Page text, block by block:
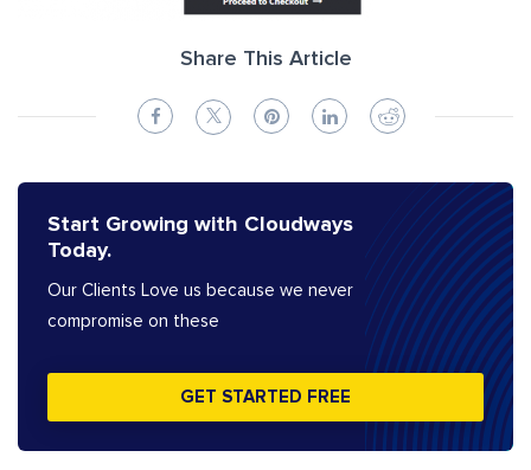
Share This Article
Start Growing with Cloudways
Today.
Our Clients Love us because we never
compromise on these
GET STARTED FREE